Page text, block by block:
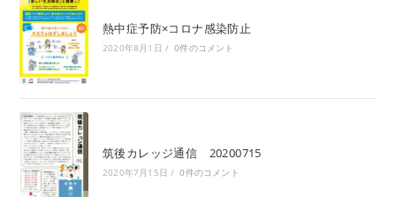
熱中症予防×コロナ感染防止
2020年8月1日 / 0件のコメント
筑後カレッジ通信 20200715
2020年7月15日 / 0件のコメント